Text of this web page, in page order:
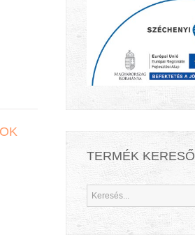
TERMÉK KERESŐ